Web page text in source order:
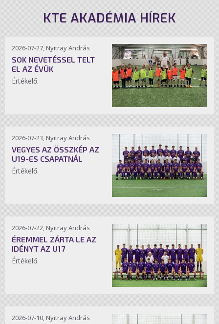
KTE AKADÉMIA HÍREK
2026-07-27, Nyitray András
SOK NEVETÉSSEL TELT
EL AZ ÉVÜK
Értékelő.
2026-07-23, Nyitray András
VEGYES AZ ÖSSZKÉP AZ
U19-ES CSAPATNÁL
Értékelő.
2026-07-22, Nyitray András
ÉREMMEL ZÁRTA LE AZ
IDÉNYT AZ U17
Értékelő.
2026-07-10, Nyitray András